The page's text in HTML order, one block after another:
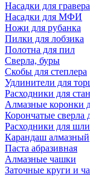
Насадки для гравера
Насадки для МФИ
Ножи для рубанка
Пилки для лобзика
Полотна для пил
Сверла, буры
Скобы для степлера
Удлинители для
Расходники для
Алмазные коронки
Корончатые сверла
Расходники для
Карандаш алмазный
Паста абразивная
Алмазные чашки
Заточные круги и